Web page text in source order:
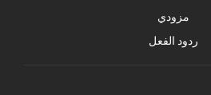
مزودي
ردود الفعل